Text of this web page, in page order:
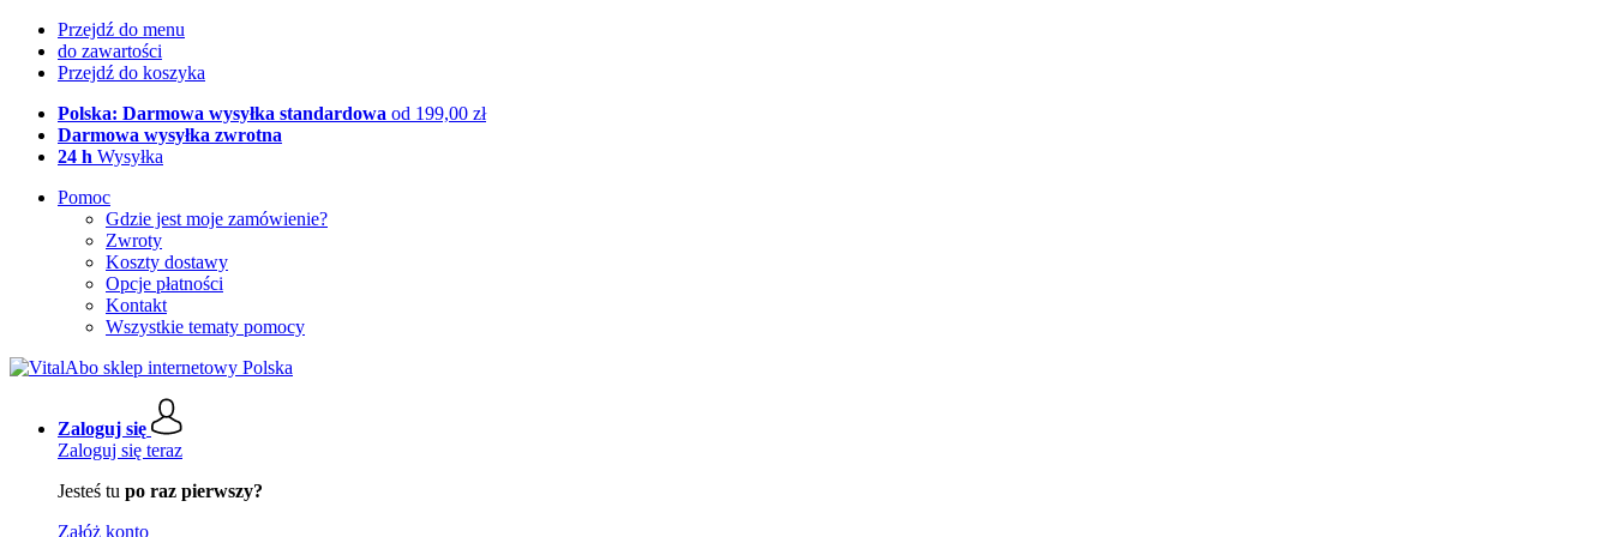
Przejdź do menu
do zawartości
Przejdź do koszyka
Polska: Darmowa wysyłka standardowa od 199,00 zł
Darmowa wysyłka zwrotna
24 h Wysyłka
Pomoc
Gdzie jest moje zamówienie?
Zwroty
Koszty dostawy
Opcje płatności
Kontakt
Wszystkie tematy pomocy
Zaloguj się
Zaloguj się teraz
Jesteś tu po raz pierwszy?
Załóż konto